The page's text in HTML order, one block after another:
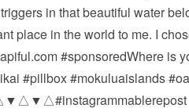
in that beautiful water
place in the world to me. I
#sponsoredWhere is
#pillbox #mokuluaislands
#instagrammable repost